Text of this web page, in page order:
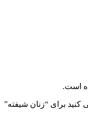
است.
کنید برای “زنان شیفته”